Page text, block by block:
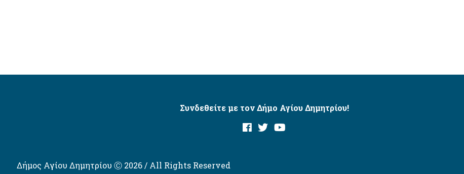
Συνδεθείτε με τον Δήμο Αγίου Δημητρίου!
Δήμος Αγίου Δημητρίου Ⓒ 2026 / All Rights Reserved